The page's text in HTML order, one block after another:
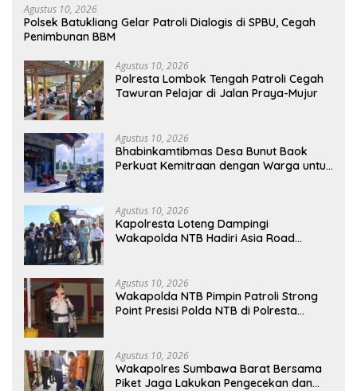
Agustus 10, 2026
Polsek Batukliang Gelar Patroli Dialogis di SPBU, Cegah
Penimbunan BBM
Agustus 10, 2026
Polresta Lombok Tengah Patroli Cegah
Tawuran Pelajar di Jalan Praya-Mujur
Agustus 10, 2026
Bhabinkamtibmas Desa Bunut Baok
Perkuat Kemitraan dengan Warga untuk
Agustus 10, 2026
Kapolresta Loteng Dampingi
Wakapolda NTB Hadiri Asia Road
Agustus 10, 2026
Wakapolda NTB Pimpin Patroli Strong
Point Presisi Polda NTB di Polresta
Agustus 10, 2026
Wakapolres Sumbawa Barat Bersama
Piket Jaga Lakukan Pengecekan dan